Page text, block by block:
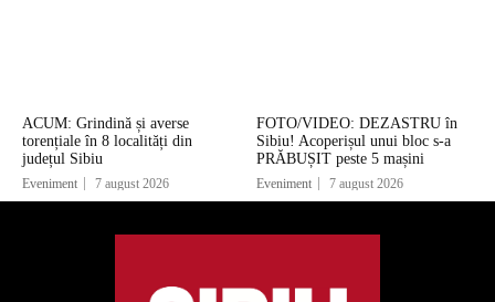
ACUM: Grindină și averse
torențiale în 8 localități din
județul Sibiu
Eveniment 7 august 2026
FOTO/VIDEO: DEZASTRU în
Sibiu! Acoperișul unui bloc s-a
PRĂBUȘIT peste 5 mașini
Eveniment 7 august 2026